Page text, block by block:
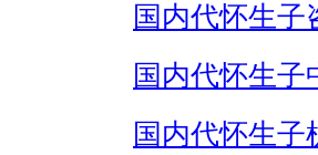
国内代怀生子
国内代怀生子
国内代怀生子